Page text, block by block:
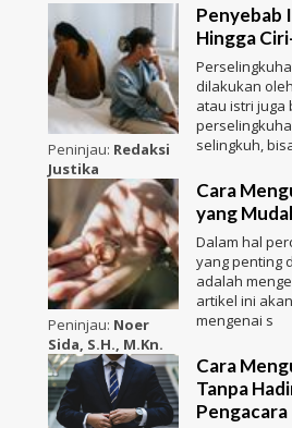
Peninjau: Redaksi
Justika
Penyebab
Hingga
dilakukan
atau istri juga
selingkuh,
Peninjau: Noer
Sida, S.H., M.Kn.
Cara
yang
Dalam hal
yang penting
adalah
artikel ini
mengenai s
Cara
Tanpa
Pengacara